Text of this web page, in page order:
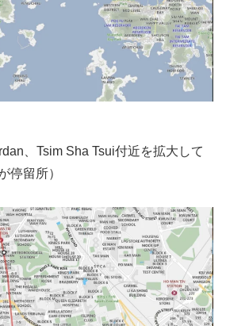
、Tsim Sha Tsui付近を拡大して
停留所）